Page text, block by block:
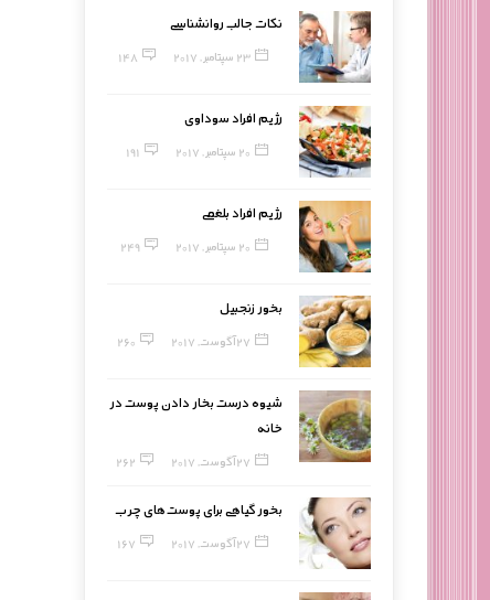
نکات جالب روانشناسی
23 سپتامبر, 2017 148
رژیم افراد سوداوی
20 سپتامبر, 2017 191
رژیم افراد بلغمی
20 سپتامبر, 2017 249
بخور زنجبیل
27 آگوست, 2017 260
شیوه درست بخار دادن پوست در
خانه
27 آگوست, 2017 262
بخور گیاهی برای پوست‌های چرب
27 آگوست, 2017 167